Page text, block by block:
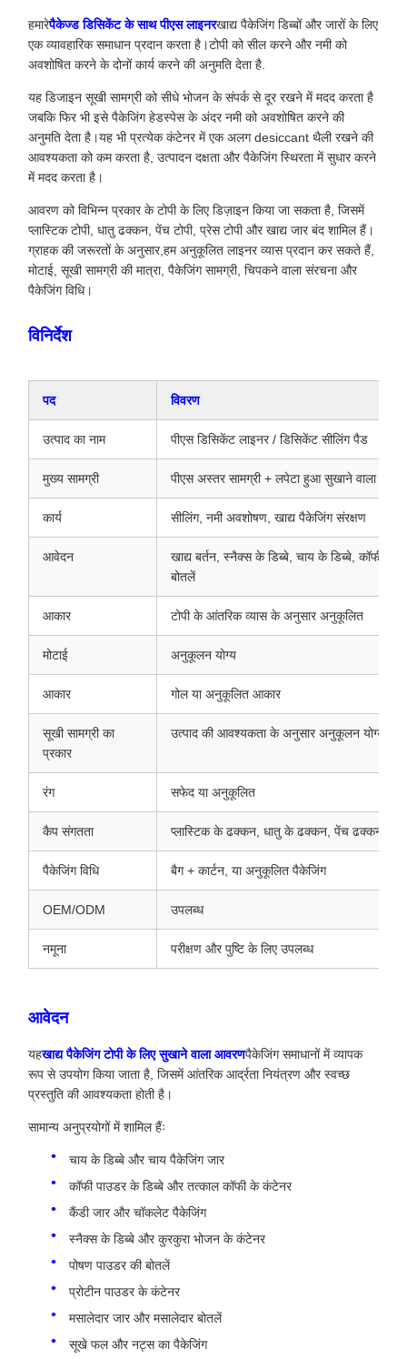
हमारेपैकेज्ड डिसिकेंट के साथ पीएस लाइनरखाद्य पैकेजिंग डिब्बों और जारों के लिए
एक व्यावहारिक समाधान प्रदान करता है।टोपी को सील करने और नमी को
अवशोषित करने के दोनों कार्य करने की अनुमति देता है.
यह डिजाइन सूखी सामग्री को सीधे भोजन के संपर्क से दूर रखने में मदद करता है
जबकि फिर भी इसे पैकेजिंग हेडस्पेस के अंदर नमी को अवशोषित करने की
अनुमति देता है।यह भी प्रत्येक कंटेनर में एक अलग desiccant थैली रखने की
आवश्यकता को कम करता है, उत्पादन दक्षता और पैकेजिंग स्थिरता में सुधार करने
में मदद करता है।
आवरण को विभिन्न प्रकार के टोपी के लिए डिज़ाइन किया जा सकता है, जिसमें
प्लास्टिक टोपी, धातु ढक्कन, पेंच टोपी, प्रेस टोपी और खाद्य जार बंद शामिल हैं।
ग्राहक की जरूरतों के अनुसार,हम अनुकूलित लाइनर व्यास प्रदान कर सकते हैं,
मोटाई, सूखी सामग्री की मात्रा, पैकेजिंग सामग्री, चिपकने वाला संरचना और
पैकेजिंग विधि।
विनिर्देश
पद विवरण
उत्पाद का नाम पीएस डिसिकेंट लाइनर / डिसिकेंट सीलिंग पैड
मुख्य सामग्री पीएस अस्तर सामग्री + लपेटा हुआ सुखाने वाला
कार्य सीलिंग, नमी अवशोषण, खाद्य पैकेजिंग संरक्षण
आवेदन
खाद्य बर्तन, स्नैक्स के डिब्बे, चाय के डिब्बे, कॉफी के
बोतलें
आकार टोपी के आंतरिक व्यास के अनुसार अनुकूलित
मोटाई अनुकूलन योग्य
आकार गोल या अनुकूलित आकार
सूखी सामग्री का
प्रकार
उत्पाद की आवश्यकता के अनुसार अनुकूलन योग्य
रंग सफेद या अनुकूलित
कैप संगतता प्लास्टिक के ढक्कन, धातु के ढक्कन, पेंच ढक्कन,
पैकेजिंग विधि बैग + कार्टन, या अनुकूलित पैकेजिंग
OEM/ODM उपलब्ध
नमूना परीक्षण और पुष्टि के लिए उपलब्ध
आवेदन
यहखाद्य पैकेजिंग टोपी के लिए सुखाने वाला आवरणपैकेजिंग समाधानों में व्यापक
रूप से उपयोग किया जाता है, जिसमें आंतरिक आर्द्रता नियंत्रण और स्वच्छ
प्रस्तुति की आवश्यकता होती है।
सामान्य अनुप्रयोगों में शामिल हैंः
चाय के डिब्बे और चाय पैकेजिंग जार
कॉफी पाउडर के डिब्बे और तत्काल कॉफी के कंटेनर
कैंडी जार और चॉकलेट पैकेजिंग
स्नैक्स के डिब्बे और कुरकुरा भोजन के कंटेनर
पोषण पाउडर की बोतलें
प्रोटीन पाउडर के कंटेनर
मसालेदार जार और मसालेदार बोतलें
सूखे फल और नट्स का पैकेजिंग